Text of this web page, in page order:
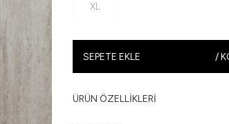
XL
SEPETE EKLE /
ÜRÜN ÖZELLIKLERI